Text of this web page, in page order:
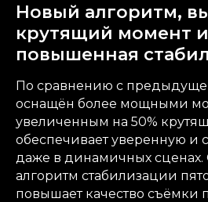
Новый алгоритм,
крутящий момент и
повышенная
По сравнению с
оснащён более мощными
увеличенным на 50%
обеспечивает уверенную и
даже в динамичных
алгоритм стабилизации
повышает качество съёмки